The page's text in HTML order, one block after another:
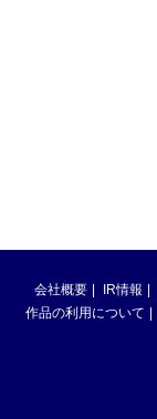
会社概要 IR情報
作品の利用について